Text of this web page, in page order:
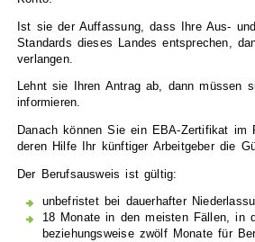
Ist sie der Auffassung, dass Ihre Aus-
Standards dieses Landes entsprechen,
verlangen.
Lehnt sie Ihren Antrag ab, dann müssen
informieren.
Danach können Sie ein EBA-Zertifikat im
deren Hilfe Ihr künftiger Arbeitgeber die
Der Berufsausweis ist gültig:
unbefristet bei dauerhafter
18 Monate in den meisten Fällen, in
beziehungsweise zwölf Monate für